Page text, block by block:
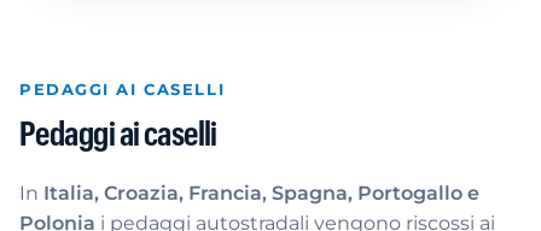
PEDAGGI AI CASELLI
Pedaggi ai caselli
In Italia, Croazia, Francia, Spagna, Portogallo e
Polonia i pedaggi autostradali vengono riscossi ai